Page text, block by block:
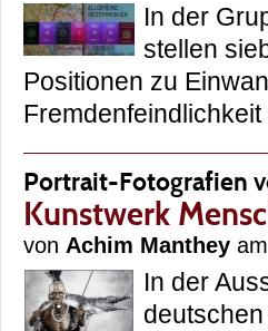
In der
stellen
Positionen zu
Portrait-Fotografien
Kunstwerk
von Achim Manthey
In der